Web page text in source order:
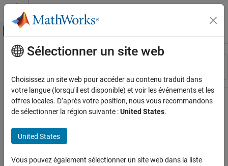
Passer au contenu
Activer/désactiver l'affichage du menu
Ressource
Contenu principal
Sélectionner un site web
Choisissez un site web pour accéder au contenu traduit dans
votre langue (lorsqu'il est disponible) et voir les événements et les
offres locales. D’après votre position, nous vous recommandons
de sélectionner la région suivante :United States.
United States
Vous pouvez également sélectionner un site web dans la liste